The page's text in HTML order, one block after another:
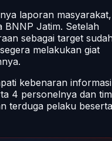
laporan masyarakat,
BNNP Jatim. Setelah
sebagai target
melakukan giat
kebenaran informasi
4 personelnya dan tim
terduga pelaku beserta